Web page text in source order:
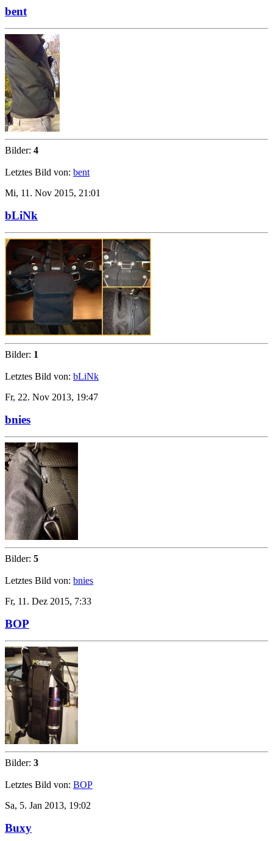
bent
Bilder: 4
Letztes Bild von: bent
Mi, 11. Nov 2015, 21:01
bLiNk
Bilder: 1
Letztes Bild von: bLiNk
Fr, 22. Nov 2013, 19:47
bnies
Bilder: 5
Letztes Bild von: bnies
Fr, 11. Dez 2015, 7:33
BOP
Bilder: 3
Letztes Bild von: BOP
Sa, 5. Jan 2013, 19:02
Buxy